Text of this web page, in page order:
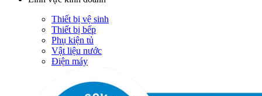
Thiết bị vệ sinh
Thiết bị bếp
Phụ kiện tủ
Vật liệu nước
Điện máy